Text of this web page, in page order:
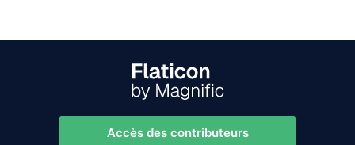
Accès des contributeurs